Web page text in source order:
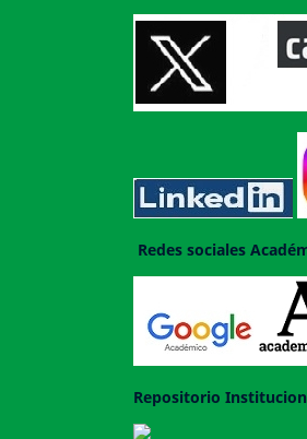
Redes sociales
Repositorio